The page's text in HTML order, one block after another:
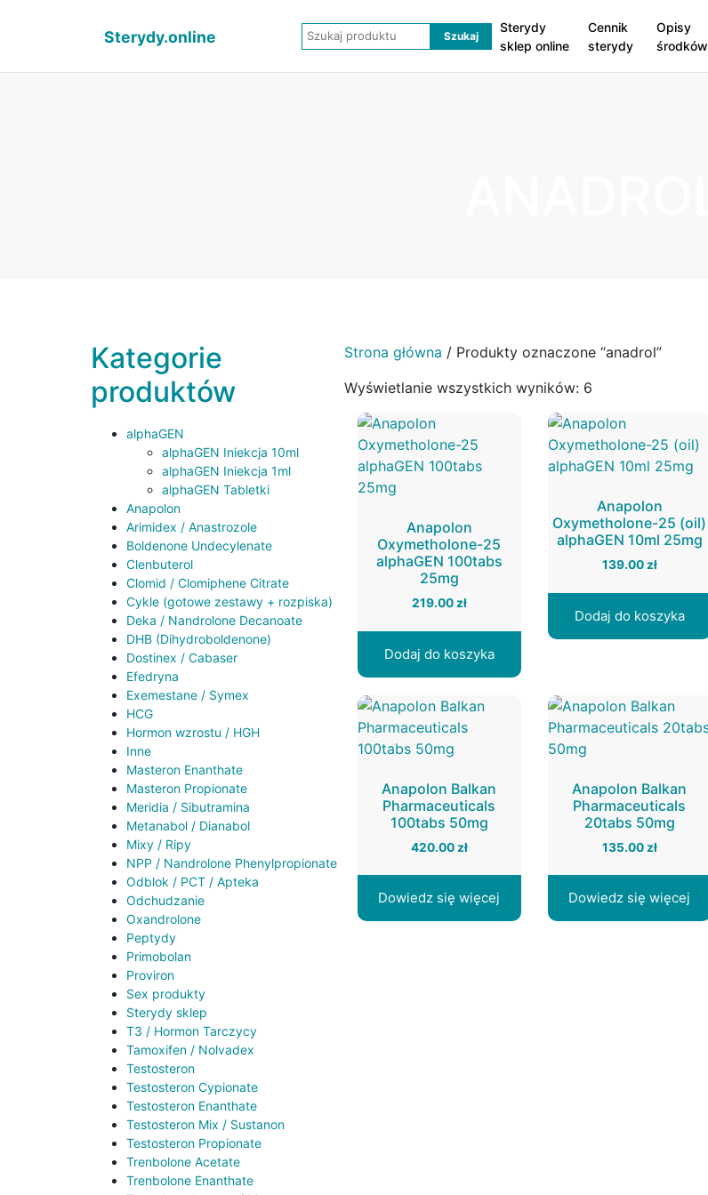
Sterydy.online
Sterydy
sklep online
Cennik
sterydy
Opisy
środków
Strona główna / Produkty oznaczone “anadrol”
Wyświetlanie wszystkich wyników: 6
Anapolon
Oxymetholone-25
alphaGEN 100tabs
25mg
219.00 zł
Dodaj do koszyka
Anapolon
Oxymetholone-25 (oil)
alphaGEN 10ml 25mg
139.00 zł
Dodaj do koszyka
Anapolon Balkan
Pharmaceuticals
100tabs 50mg
420.00 zł
Dowiedz się więcej
Anapolon Balkan
Pharmaceuticals
20tabs 50mg
135.00 zł
Dowiedz się więcej
Kategorie
produktów
alphaGEN
alphaGEN Iniekcja 10ml
alphaGEN Iniekcja 1ml
alphaGEN Tabletki
Anapolon
Arimidex / Anastrozole
Boldenone Undecylenate
Clenbuterol
Clomid / Clomiphene Citrate
Cykle (gotowe zestawy + rozpiska)
Deka / Nandrolone Decanoate
DHB (Dihydroboldenone)
Dostinex / Cabaser
Efedryna
Exemestane / Symex
HCG
Hormon wzrostu / HGH
Inne
Masteron Enanthate
Masteron Propionate
Meridia / Sibutramina
Metanabol / Dianabol
Mixy / Ripy
NPP / Nandrolone Phenylpropionate
Odblok / PCT / Apteka
Odchudzanie
Oxandrolone
Peptydy
Primobolan
Proviron
Sex produkty
Sterydy sklep
T3 / Hormon Tarczycy
Tamoxifen / Nolvadex
Testosteron
Testosteron Cypionate
Testosteron Enanthate
Testosteron Mix / Sustanon
Testosteron Propionate
Trenbolone Acetate
Trenbolone Enanthate